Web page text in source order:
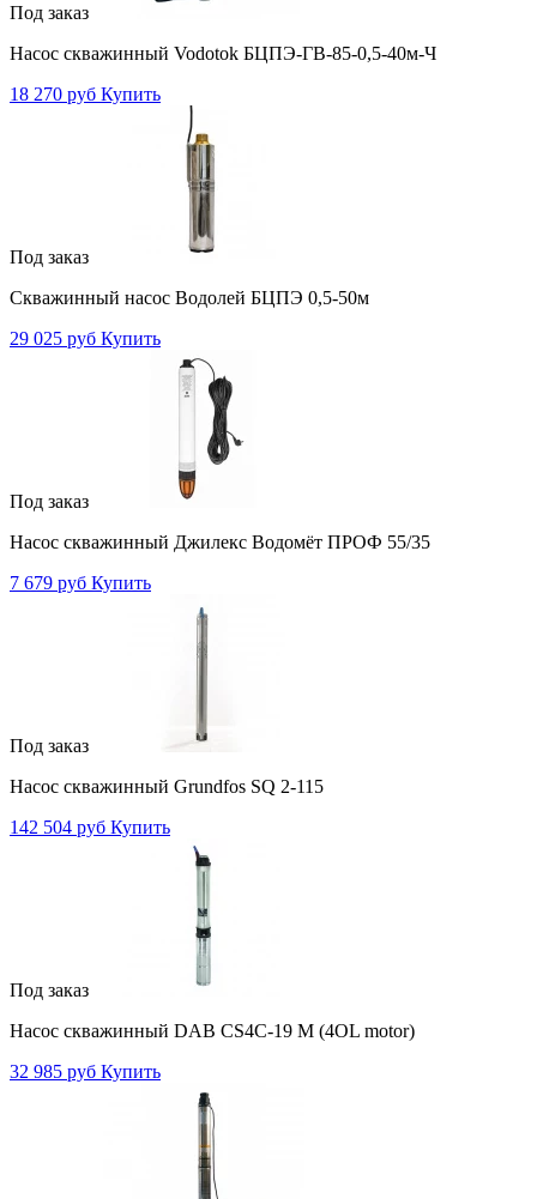
Под заказ
Насос скважинный Vodotok БЦПЭ-ГВ-85-0,5-40м-Ч
18 270 руб Купить
Под заказ
Скважинный насос Водолей БЦПЭ 0,5-50м
29 025 руб Купить
Под заказ
Насос скважинный Джилекс Водомёт ПРОФ 55/35
7 679 руб Купить
Под заказ
Насос скважинный Grundfos SQ 2-115
142 504 руб Купить
Под заказ
Насос скважинный DAB CS4C-19 M (4OL motor)
32 985 руб Купить